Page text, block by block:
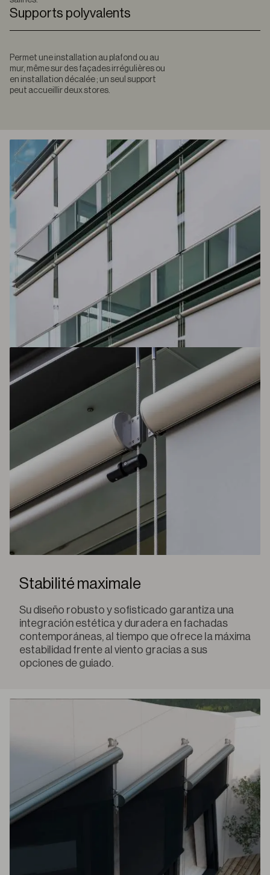
Supports polyvalents
Permet une installation au plafond ou au
mur, même sur des façades irrégulières ou
en installation décalée ; un seul support
peut accueillir deux stores.
Stabilité maximale
Su diseño robusto y sofisticado garantiza una
integración estética y duradera en fachadas
contemporáneas, al tiempo que ofrece la máxima
estabilidad frente al viento gracias a sus
opciones de guiado.